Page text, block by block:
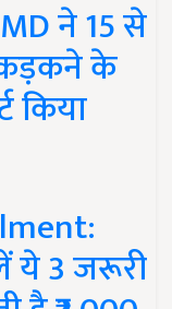
ने 15 से
कड़कने के
किया
ये 3 जरूरी